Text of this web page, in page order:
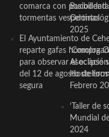
comarca con posibilidad
tormentas vespertinas
El Ayuntamiento de
reparte gafas
para observar el eclipse
del 12 de agosto de
segura
2025
‘Compra
Febrero
‘Taller de
Mundial
2024